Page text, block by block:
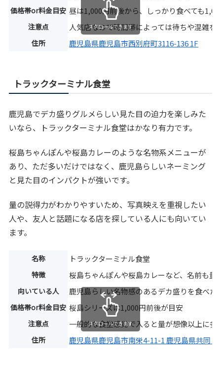
価格帯or料金目安 昼は1,000円前後から、しっかり食べても
注意点 人気店なので時間帯によっては待ちや混雑を
住所 鹿児島県鹿児島市西別府町3116-136 1F
スクロールできます
トラックターミナル食堂
鹿児島でデカ盛りグルメらしい見た目の迫力を楽しみた
いなら、トラックターミナル食堂はかなり有力です。
桜島ちゃんぽんや桜島カレーのような名物系メニューが
あり、ただ多いだけではなく、鹿児島らしいネーミング
と見た目のインパクトが強いです。
量の説得力がわかりやすいため、写真映えを重視したい
人や、友人と話題になる店を探している人にも向いてい
ます。
名称 トラックターミナル食堂
特徴 桜島ちゃんぽんや桜島カレーなど、名前も量
向いている人 鹿児島らしい名物感のあるデカ盛りを食べた
価格帯or料金目安 桜島シリーズは1,000円前後が目安
注意点 一般的な食堂感覚で入ると量が想像以上に
住所 鹿児島県鹿児島市南栄4-11-1 鹿児島県共同
スクロールできます